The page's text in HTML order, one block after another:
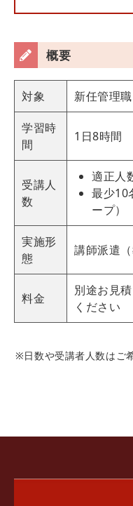
概要
対象 新任管理職
学習時
間
1日8時間
受講人
数
適正人
最少10
ープ）
実施形
態
講師派遣
料金
別途お見
ください
※日数や受講者人数はご